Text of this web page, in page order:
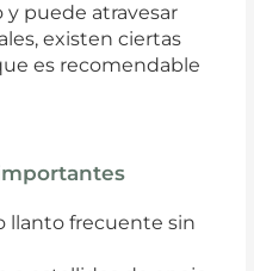
y puede atravesar
existen ciertas
es recomendable
llanto frecuente sin